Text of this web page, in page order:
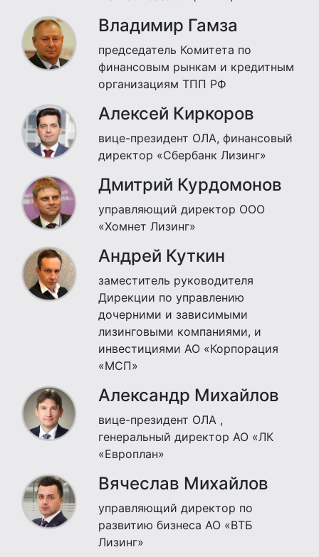
Владимир Гамза
председатель Комитета по
финансовым рынкам и кредитным
организациям ТПП РФ
Алексей Киркоров
вице-президент ОЛА, финансовый
директор «Сбербанк Лизинг»
Дмитрий Курдомонов
управляющий директор ООО
«Хомнет Лизинг»
Андрей Куткин
заместитель руководителя
Дирекции по управлению
дочерними и зависимыми
лизинговыми компаниями, и
инвестициями АО «Корпорация
«МСП»
Александр Михайлов
вице-президент ОЛА ,
генеральный директор АО «ЛК
«Европлан»
Вячеслав Михайлов
управляющий директор по
развитию бизнеса АО «ВТБ
Лизинг»